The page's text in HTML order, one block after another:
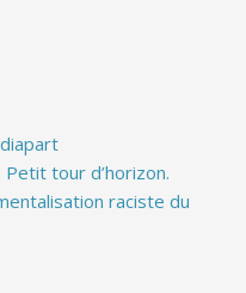
tour d’horizon.
raciste du